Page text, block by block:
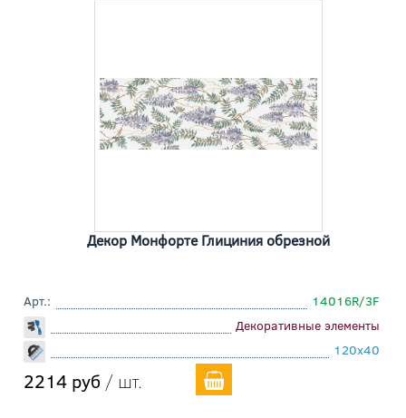
Декор Монфорте Глициния обрезной
Арт.:
14016R/3F
Декоративные элементы
120x40
2214 руб / шт.